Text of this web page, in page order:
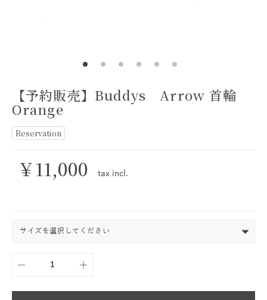
【予約販売】Buddys Arrow 首輪
Orange
Reservation
￥11,000 tax incl.